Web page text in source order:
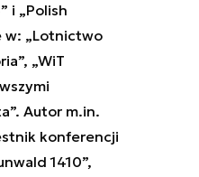
i „Polish
w: „Lotnictwo
„WiT
Autor m.in.
konferencji
1410”,